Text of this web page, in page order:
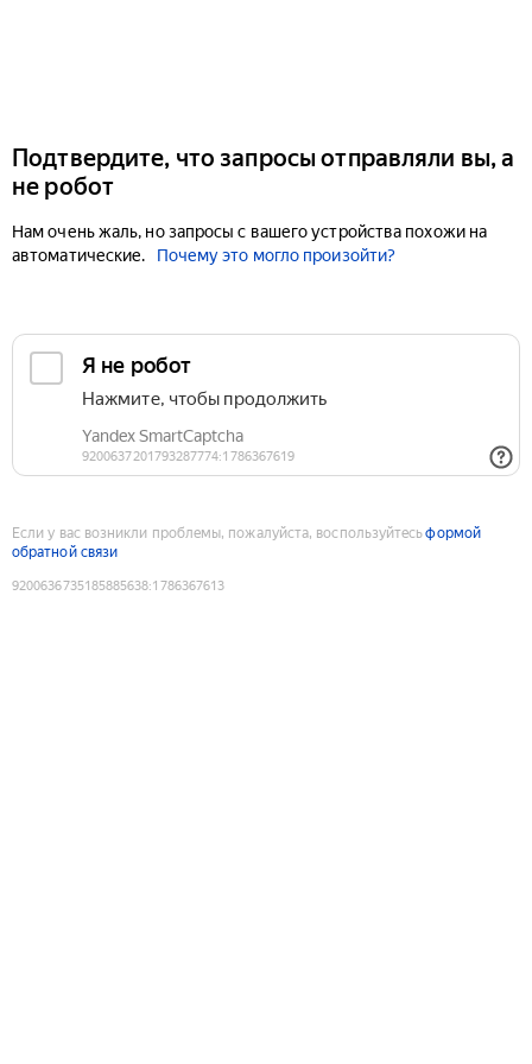
Подтвердите, что запросы отправляли вы, а
не робот
Нам очень жаль, но запросы с вашего устройства похожи на
автоматические.
Почему это могло произойти?
Если у вас возникли проблемы, пожалуйста, воспользуйтесьформой
обратной связи
9200636735185885638:1786367613